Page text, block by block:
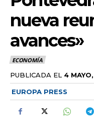
nueva
avances»
ECONOMÍA
PUBLICADA EL 4
EUROPA PRESS